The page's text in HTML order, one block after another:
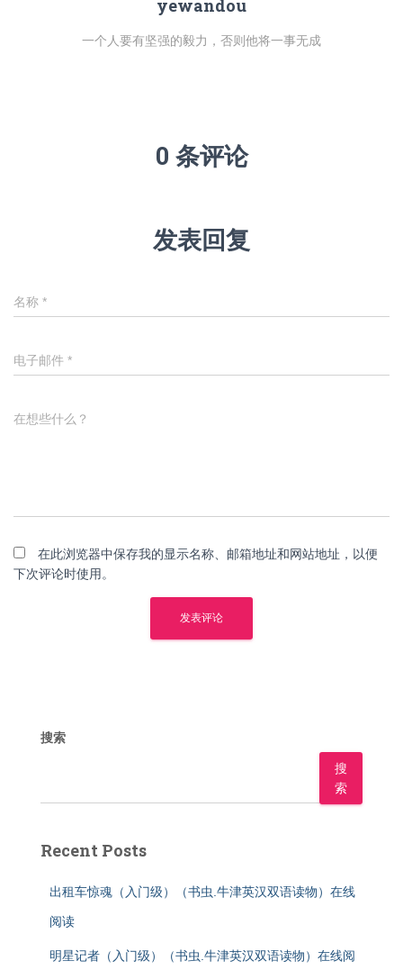
yewandou
一个人要有坚强的毅力，否则他将一事无成
0 条评论
发表回复
名称 *
电子邮件 *
在想些什么？
在此浏览器中保存我的显示名称、邮箱地址和网站地址，以便
下次评论时使用。
搜索
搜
索
Recent Posts
出租车惊魂（入门级）（书虫.牛津英汉双语读物）在线
阅读
明星记者（入门级）（书虫.牛津英汉双语读物）在线阅